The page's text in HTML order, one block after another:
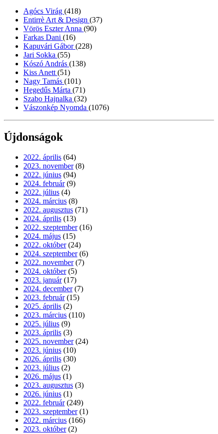
Agócs Virág (418)
Entirrè Art & Design (37)
Vörös Eszter Anna (90)
Farkas Dani (16)
Kapuvári Gábor(228)
Jari Sokka (55)
Kószó András (138)
Kiss Anett (51)
Nagy Tamás (101)
Hegedűs Márta (71)
Szabo Hajnalka (32)
Vászonkép Nyomda (1076)
Újdonságok
2022. április (64)
2023. november (8)
2022. június (94)
2024. február (9)
2022. július (4)
2024. március (8)
2022. augusztus (71)
2024. április (13)
2022. szeptember (16)
2024. május (15)
2022. október (24)
2024. szeptember (6)
2022. november (7)
2024. október (5)
2023. január (17)
2024. december (7)
2023. február (15)
2025. április (2)
2023. március (110)
2025. július (9)
2023. április (3)
2025. november (24)
2023. június (10)
2026. április (30)
2023. július (2)
2026. május (1)
2023. augusztus (3)
2026. június (1)
2022. február (249)
2023. szeptember (1)
2022. március (166)
2023. október (2)